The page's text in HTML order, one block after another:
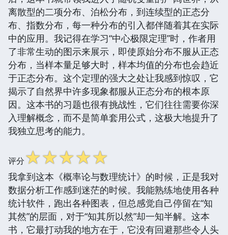
离散型的二项分布、泊松分布，到连续型的正态分
布、指数分布，每一种分布的引入都伴随着其在实际
中的应用。我记得在学习“中心极限定理”时，作者用
了非常生动的图示来展示，即使原始分布不服从正态
分布，当样本量足够大时，样本均值的分布也会趋近
于正态分布。这个定理的强大之处让我感到惊叹，它
揭示了自然界中许多现象都服从正态分布的根本原
因。这本书的习题也很有挑战性，它们往往需要你深
入理解概念，而不是简单套用公式，这极大地提升了
我独立思考的能力。
评分☆☆☆☆☆
我拿到这本《概率论与数理统计》的时候，正是我对
数据分析工作感到迷茫的时候。我能熟练地使用各种
统计软件，跑出各种图表，但总感觉自己停留在“知
其然”的层面，对于“知其所以然”却一知半解。这本
书，它最打动我的地方在于，它没有回避那些令人头